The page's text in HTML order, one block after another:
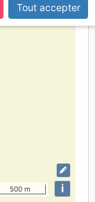
500 m i
Tout accepter